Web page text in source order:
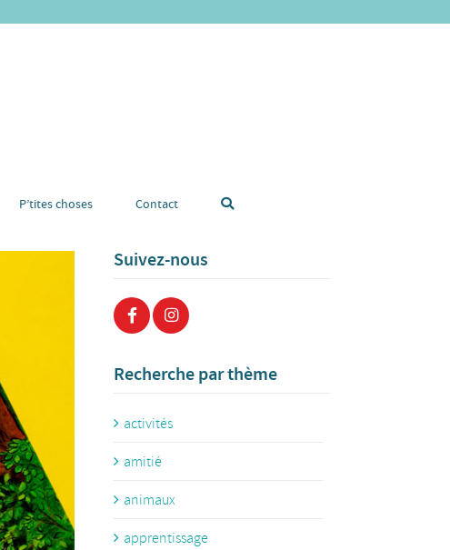
P’tites choses Contact
Suivez-nous
Recherche par thème
activités
amitié
animaux
apprentissage